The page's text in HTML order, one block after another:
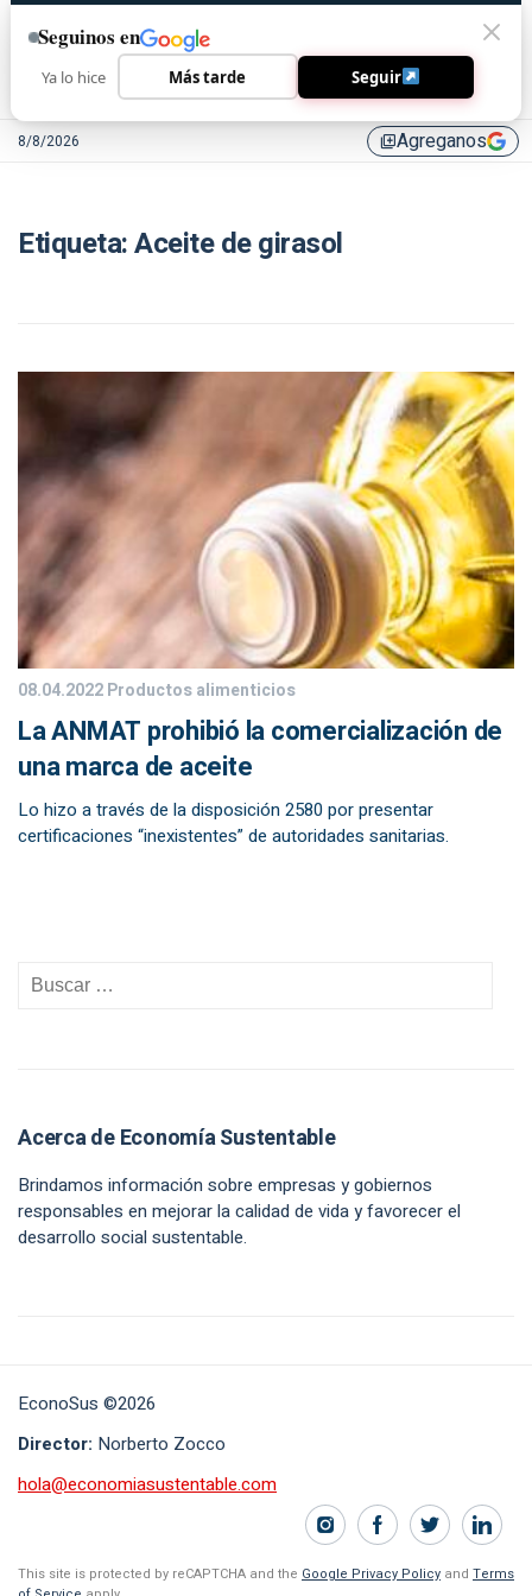
8/8/2026 library_addAgreganos
Etiqueta:Aceite de girasol
08.04.2022Productos alimenticios
La ANMAT prohibió la comercialización de
una marca de aceite
Lo hizo a través de la disposición 2580 por presentar
certificaciones “inexistentes” de autoridades sanitarias.
Acerca de Economía Sustentable
Brindamos información sobre empresas y gobiernos
responsables en mejorar la calidad de vida y favorecer el
desarrollo social sustentable.
EconoSus ©2026
Director: Norberto Zocco
hola@economiasustentable.com
This site is protected by reCAPTCHA and the Google Privacy Policy and Terms
Seguinos en
Ya lo hice Más tarde Seguir